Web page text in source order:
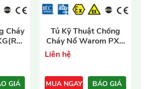
2
Cháy
GIÁ
- U/I: 220~690VAC/10A
- t C work: -20~55 C
- Áp suất: 4bar~8bar
- Chứng chỉ: IECEx; ATEX
Tủ Kỹ Thuật Chống
Cháy Nổ Warom PXB
Liên hệ
MUA NGAY BÁO GIÁ